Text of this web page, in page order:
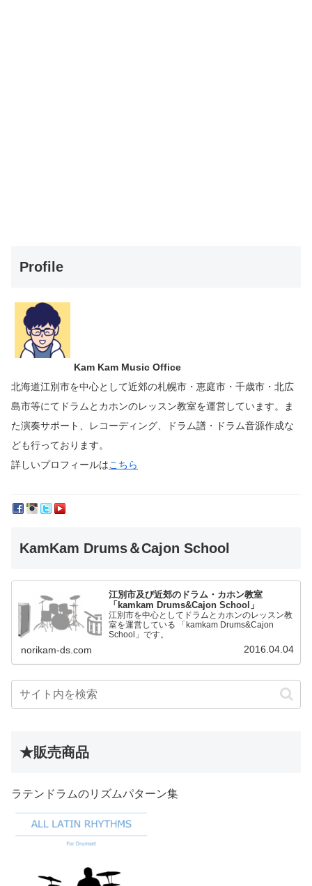
Profile
Kam Kam Music Office
北海道江別市を中心として近郊の札幌市・恵庭市・千歳市・北広
島市等にて ドラムとカホンのレッスン教室を運営しています。
ま
た演奏サポート、レコーディング、ドラム譜・ドラム音源作成な
ども行っております。
詳しいプロフィールはこちら
KamKam Drums＆Cajon School
江別市及び近郊のドラム・カホン教室
「kamkam Drums&Cajon School」
江別市を中心としてドラムとカホンのレッスン教
室を運営している 「kamkam Drums&Cajon
School」です。
norikam-ds.com 2016.04.04
★販売商品
ラテンドラムのリズムパターン集